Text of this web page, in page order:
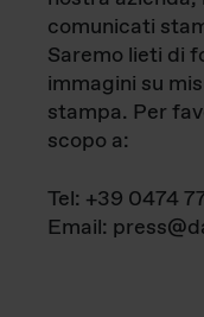
comunicati
Saremo lieti di
immagini su
stampa. Per
scopo a:
Tel: +39 0474
Email: